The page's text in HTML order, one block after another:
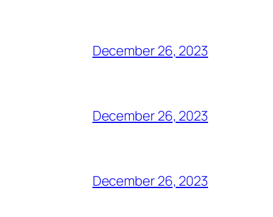
December 26, 2023
December 26, 2023
December 26, 2023